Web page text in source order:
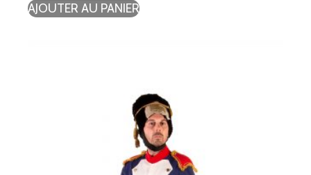
AJOUTER AU PANIER